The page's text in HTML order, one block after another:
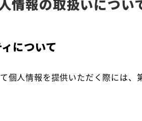
情報の取扱いについ
について
個人情報を提供いただく際には